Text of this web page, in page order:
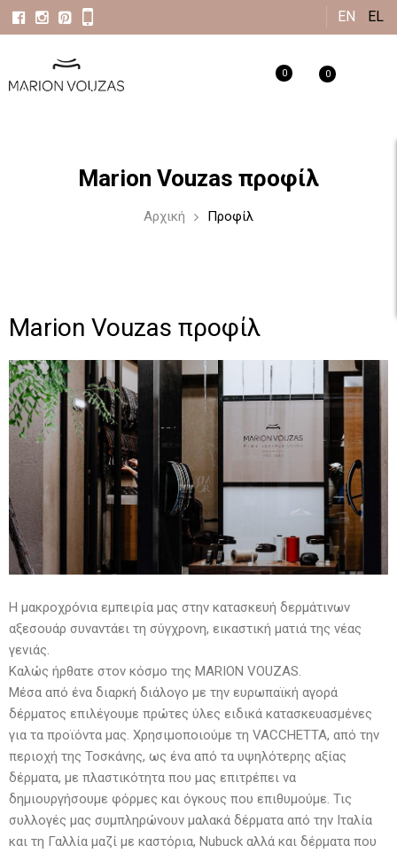
προς το
EN EL
0 0
Marion Vouzas προφίλ
Αρχική Προφίλ
Marion Vouzas προφίλ
Η μακροχρόνια εμπειρία μας στην κατασκευή δερμάτινων
αξεσουάρ συναντάει τη σύγχρονη, εικαστική ματιά της νέας
γενιάς.
Καλώς ήρθατε στον κόσμο της MARION VOUZAS.
Μέσα από ένα διαρκή διάλογο με την ευρωπαϊκή αγορά
δέρματος επιλέγουμε πρώτες ύλες ειδικά κατασκευασμένες
για τα προϊόντα μας. Χρησιμοποιούμε τη VACCHETTA, από την
περιοχή της Τοσκάνης, ως ένα από τα υψηλότερης αξίας
δέρματα, με πλαστικότητα που μας επιτρέπει να
δημιουργήσουμε φόρμες και όγκους που επιθυμούμε. Τις
συλλογές μας συμπληρώνουν μαλακά δέρματα από την Ιταλία
και τη Γαλλία μαζί με καστόρια, Nubuck αλλά και δέρματα που